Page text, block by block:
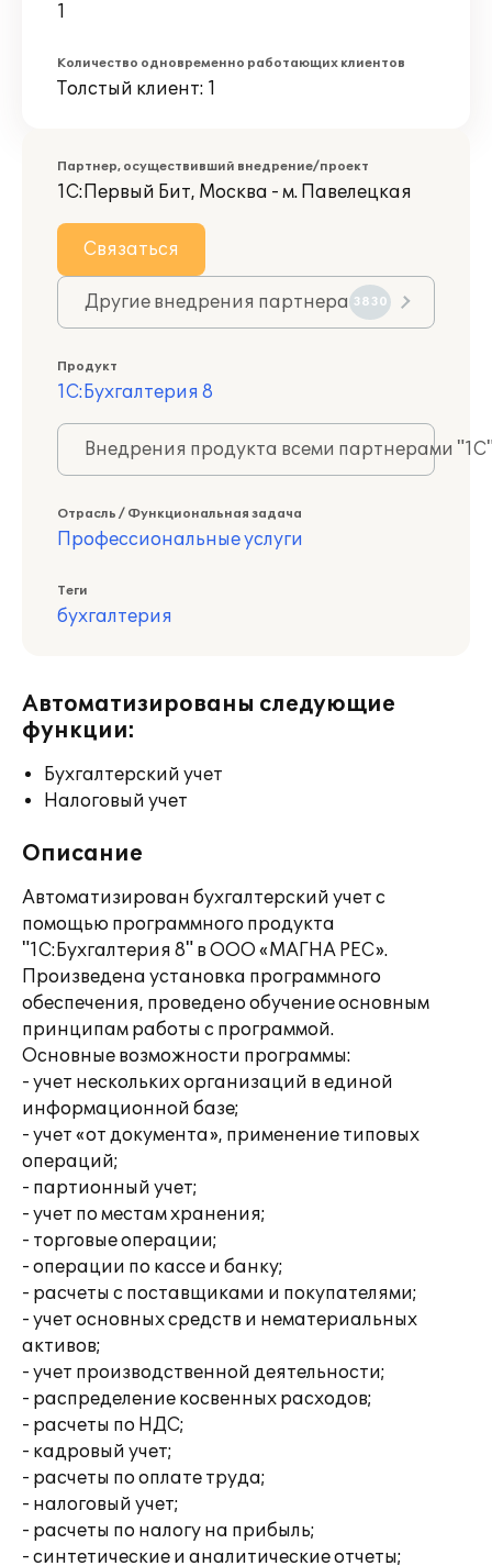
1
Количество одновременно работающих клиентов
Толстый клиент: 1
Партнер, осуществивший внедрение/проект
1С:Первый Бит, Москва - м. Павелецкая
Связаться
Другие внедрения партнера 3830
Продукт
1С:Бухгалтерия 8
Внедрения продукта всеми партнерами
Отрасль / Функциональная задача
Профессиональные услуги
Теги
бухгалтерия
Автоматизированы следующие
функции:
Бухгалтерский учет
Налоговый учет
Описание
Автоматизирован бухгалтерский учет с
помощью программного продукта
"1С:Бухгалтерия 8" в ООО «МАГНА РЕС».
Произведена установка программного
обеспечения, проведено обучение основным
принципам работы с программой.
Основные возможности программы:
- учет нескольких организаций в единой
информационной базе;
- учет «от документа», применение типовых
операций;
- партионный учет;
- учет по местам хранения;
- торговые операции;
- операции по кассе и банку;
- расчеты с поставщиками и покупателями;
- учет основных средств и нематериальных
активов;
- учет производственной деятельности;
- распределение косвенных расходов;
- расчеты по НДС;
- кадровый учет;
- расчеты по оплате труда;
- налоговый учет;
- расчеты по налогу на прибыль;
- синтетические и аналитические отчеты;